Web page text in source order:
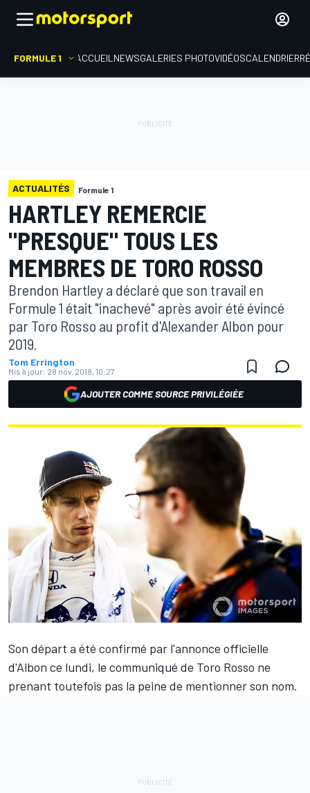
FORMULE 1 ACCUEIL NEWSGALERIES PHOTOVIDÉOSCALENDRIER
ACTUALITÉS Formule 1
HARTLEY REMERCIE
"PRESQUE" TOUS LES
MEMBRES DE TORO ROSSO
Brendon Hartley a déclaré que son travail en
Formule 1 était "inachevé" après avoir été évincé
par Toro Rosso au profit d'Alexander Albon pour
2019.
Tom Errington
Mis à jour: 28 nov. 2018, 10:27
AJOUTER COMME SOURCE PRIVILÉGIÉE
Son départ a été confirmé par l'annonce officielle
d'Albon ce lundi, le communiqué de Toro Rosso ne
prenant toutefois pas la peine de mentionner son nom.